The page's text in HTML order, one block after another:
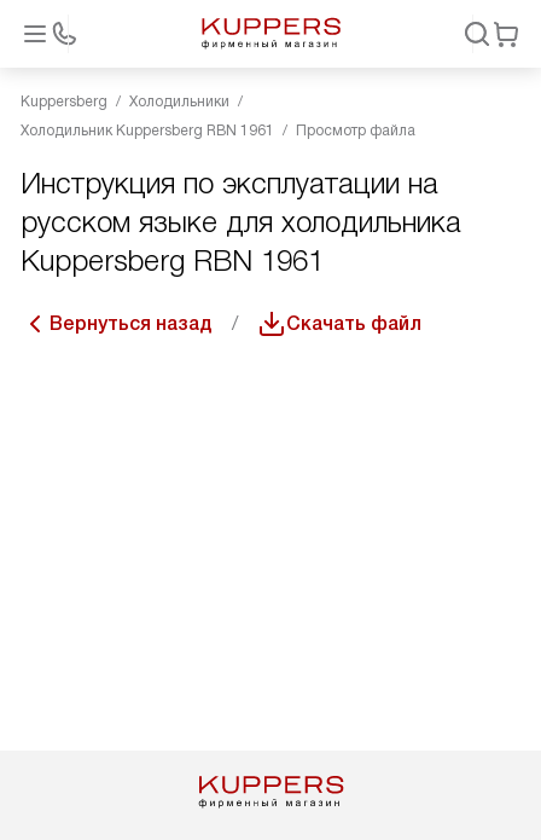
Kuppersberg
Холодильники
Холодильник Kuppersberg RBN 1961
Просмотр файла
Инструкция по эксплуатации на
русском языке для холодильника
Kuppersberg RBN 1961
Вернуться назад Скачать файл